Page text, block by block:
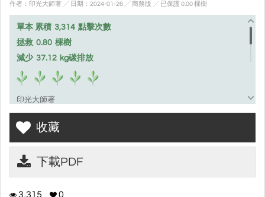
作者：印光大師著 ╱ 日期：2024-01-26 ╱ 商務版 ╱ 已保護 0.00 棵樹
單本 累積 3,314 點擊次數
拯救 0.80 棵樹
減少 37.12 kg碳排放
印光大師著
淨土決疑論
淨土法門普被三根論
宗教不宜混濫論
佛教以孝為本論
收藏
下載PDF
3,315 0